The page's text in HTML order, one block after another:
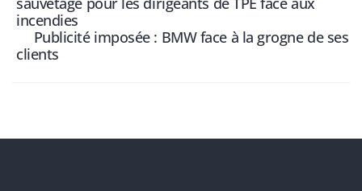
incendies
Publicité imposée : BMW face à la grogne de ses
clients